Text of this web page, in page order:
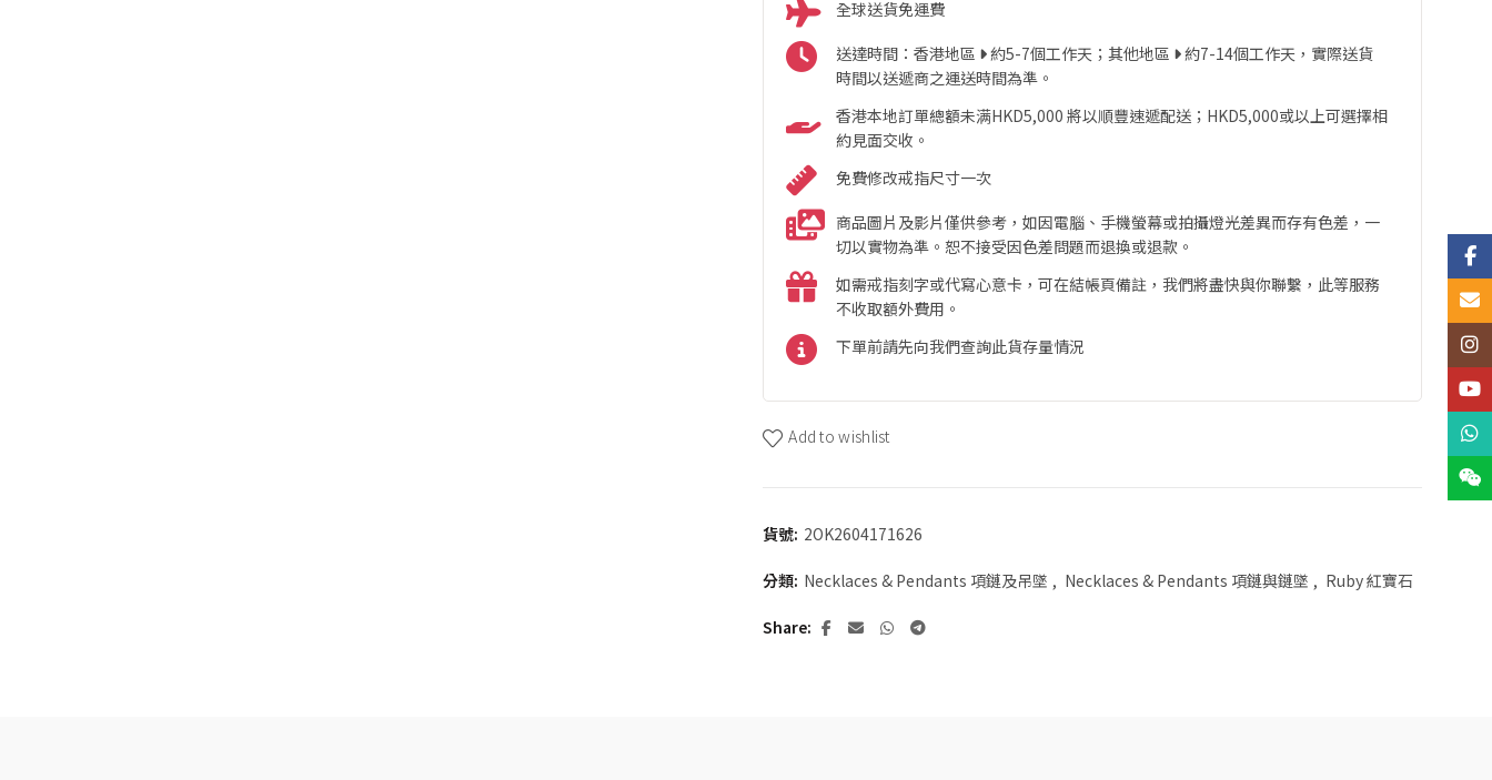
全球送貨免運費
送達時間：香港地區 約5-7個工作天；其他地區 約7-14個工作天，實際送貨
時間以送遞商之運送時間為準。
香港本地訂單總額未满HKD5,000 將以順豐速遞配送；HKD5,000或以上可選擇相
約見面交收。
免費修改戒指尺寸一次
商品圖片及影片僅供參考，如因電腦、手機螢幕或拍攝燈光差異而存有色差，一
切以實物為準。恕不接受因色差問題而退換或退款。
如需戒指刻字或代寫心意卡，可在結帳頁備註，我們將盡快與你聯繫，此等服務
不收取額外費用。
下單前請先向我們查詢此貨存量情況
Add to wishlist
貨號: 2OK2604171626
分類: Necklaces & Pendants 項鏈及吊墜 , Necklaces & Pendants 項鏈與鏈墜 , Ruby 紅寶石
Share
Email